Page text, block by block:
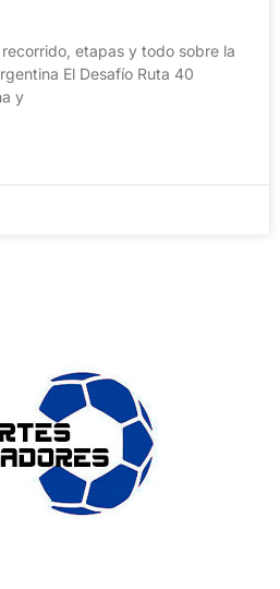
etapas y todo sobre la
El Desafío Ruta 40
y